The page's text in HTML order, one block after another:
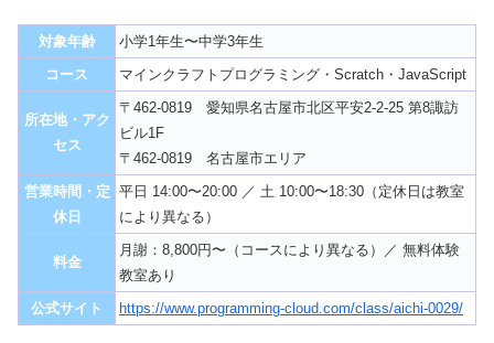
対象年齢
小学1年生〜中学3年生
コース
マインクラフトプログラミング・Scratch・JavaScript
所在地・アク
セス
〒462-0819 愛知県名古屋市北区平安2-2-25 第8諏訪
ビル1F
〒462-0819 名古屋市エリア
営業時間・定
休日
平日 14:00〜20:00 ／ 土 10:00〜18:30（定休日は教室
により異なる）
料金
月謝：8,800円〜（コースにより異なる）／ 無料体験
教室あり
公式サイト
https://www.programming-cloud.com/class/aichi-0029/